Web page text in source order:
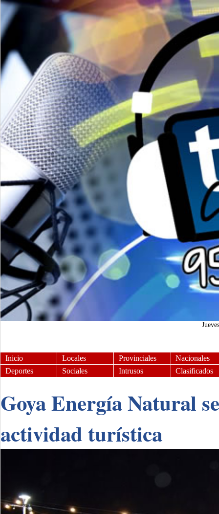
Inicio Locales Provinciales
Nacionales
Deportes
Sociales Intrusos Clasificados
Goya Energía Natural
actividad turística